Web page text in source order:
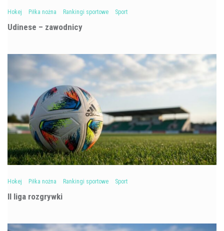
Hokej Piłka nożna Rankingi sportowe Sport
Udinese – zawodnicy
Hokej Piłka nożna Rankingi sportowe Sport
II liga rozgrywki